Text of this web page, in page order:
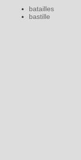
batailles
bastille